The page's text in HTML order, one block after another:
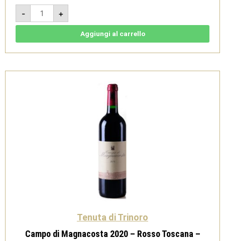
-
Campo
Camagi
2020
Rosso
-
+
Aggiungi al carrello
Tenuta di Trinoro
Campo di Magnacosta 2020 – Rosso Toscana –